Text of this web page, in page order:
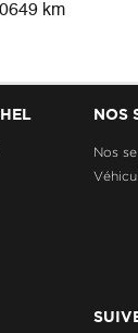
km
NOS
Nos